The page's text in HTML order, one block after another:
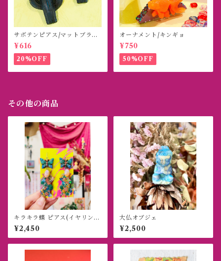
サボテンピアス/マットブラッ
ク
¥616
20%OFF
オーナメント/キンギョ
¥750
50%OFF
その他の商品
キラキラ蝶 ピアス(イヤリン
グ)
¥2,450
大仏オブジェ
¥2,500